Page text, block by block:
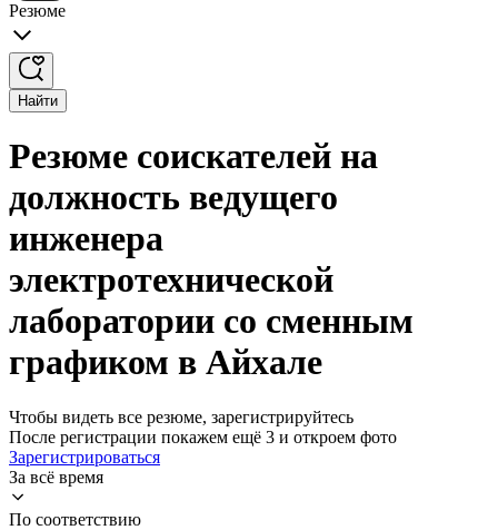
Резюме
Найти
Резюме соискателей на
должность ведущего
инженера
электротехнической
лаборатории со сменным
графиком в Айхале
Чтобы видеть все резюме, зарегистрируйтесь
После регистрации покажем ещё 3 и откроем фото
Зарегистрироваться
За всё время
По соответствию